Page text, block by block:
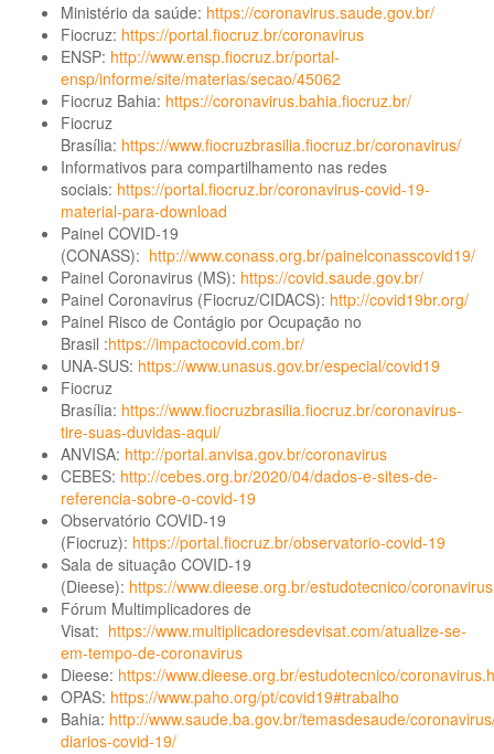
Ministério da saúde: https://coronavirus.saude.gov.br/
Fiocruz: https://portal.fiocruz.br/coronavirus
ENSP: http://www.ensp.fiocruz.br/portal-
ensp/informe/site/materias/secao/45062
Fiocruz Bahia: https://coronavirus.bahia.fiocruz.br/
Fiocruz
Brasília: https://www.fiocruzbrasilia.fiocruz.br/coronavirus/
Informativos para compartilhamento nas redes
sociais: https://portal.fiocruz.br/coronavirus-covid-19-
material-para-download
Painel COVID-19
(CONASS): http://www.conass.org.br/painelconasscovid19/
Painel Coronavirus (MS): https://covid.saude.gov.br/
Painel Coronavirus (Fiocruz/CIDACS): http://covid19br.org/
Painel Risco de Contágio por Ocupação no
Brasil :https://impactocovid.com.br/
UNA-SUS: https://www.unasus.gov.br/especial/covid19
Fiocruz
Brasília: https://www.fiocruzbrasilia.fiocruz.br/coronavirus-
tire-suas-duvidas-aqui/
ANVISA: http://portal.anvisa.gov.br/coronavirus
CEBES: http://cebes.org.br/2020/04/dados-e-sites-de-
referencia-sobre-o-covid-19
Observatório COVID-19
(Fiocruz): https://portal.fiocruz.br/observatorio-covid-19
Sala de situação COVID-19
(Dieese): https://www.dieese.org.br/estudotecnico/
Fórum Multimplicadores de
Visat: https://www.multiplicadoresdevisat.com/atualize-se-
em-tempo-de-coronavirus
Dieese: https://www.dieese.org.br/estudotecnico/
OPAS: https://www.paho.org/pt/covid19#trabalho
Bahia: http://www.saude.ba.gov.br/temasdesaude/
diarios-covid-19/